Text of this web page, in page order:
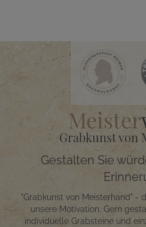
Meister
Grabkunst von
Gestalten Sie
"Grabkunst von Meisterhand" -
unsere Motivation. Gern
individuelle Grabsteine und